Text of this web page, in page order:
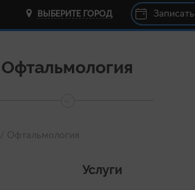
ВЫБЕРИТЕ ГОРОД
Офтальмология
Офтальмология
Услуги